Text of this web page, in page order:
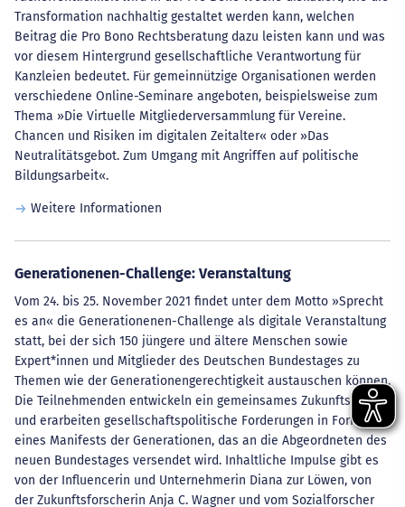
Transformation nachhaltig gestaltet werden kann, welchen
Beitrag die Pro Bono Rechtsberatung dazu leisten kann und was
vor diesem Hintergrund gesellschaftliche Verantwortung für
Kanzleien bedeutet. Für gemeinnützige Organisationen werden
verschiedene Online-Seminare angeboten, beispielsweise zum
Thema »Die Virtuelle Mitgliederversammlung für Vereine.
Chancen und Risiken im digitalen Zeitalter« oder »Das
Neutralitätsgebot. Zum Umgang mit Angriffen auf politische
Bildungsarbeit«.
Weitere Informationen
Generationenen-Challenge: Veranstaltung
Vom 24. bis 25. November 2021 findet unter dem Motto »Sprecht
es an« die Generationenen-Challenge als digitale Veranstaltung
statt, bei der sich 150 jüngere und ältere Menschen sowie
Expert*innen und Mitglieder des Deutschen Bundestages zu
Themen wie der Generationengerechtigkeit austauschen können.
Die Teilnehmenden entwickeln ein gemeinsames Zukunftsbild
und erarbeiten gesellschaftspolitische Forderungen in Form
eines Manifests der Generationen, das an die Abgeordneten des
neuen Bundestages versendet wird. Inhaltliche Impulse gibt es
von der Influencerin und Unternehmerin Diana zur Löwen, von
der Zukunftsforscherin Anja C. Wagner und vom Sozialforscher